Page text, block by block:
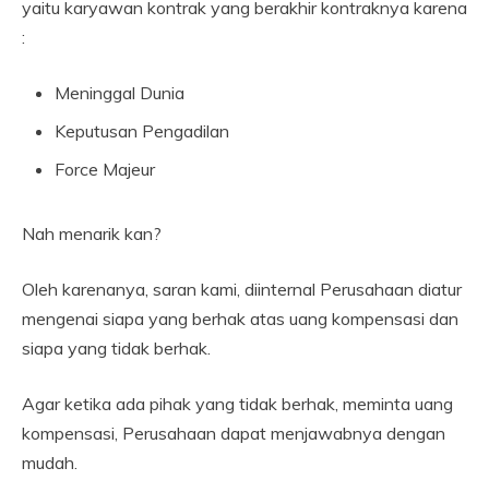
yaitu karyawan kontrak yang berakhir kontraknya karena
:
Meninggal Dunia
Keputusan Pengadilan
Force Majeur
Nah menarik kan?
Oleh karenanya, saran kami, diinternal Perusahaan diatur
mengenai siapa yang berhak atas uang kompensasi dan
siapa yang tidak berhak.
Agar ketika ada pihak yang tidak berhak, meminta uang
kompensasi, Perusahaan dapat menjawabnya dengan
mudah.